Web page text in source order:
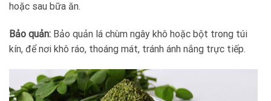
hoặc sau bữa ăn.
Bảo quản: Bảo quản lá chùm ngây khô hoặc bột trong túi
kín, để nơi khô ráo, thoáng mát, tránh ánh nắng trực tiếp.